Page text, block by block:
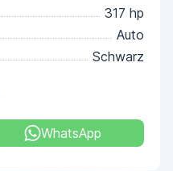
317 hp
Auto
Schwarz
WhatsApp